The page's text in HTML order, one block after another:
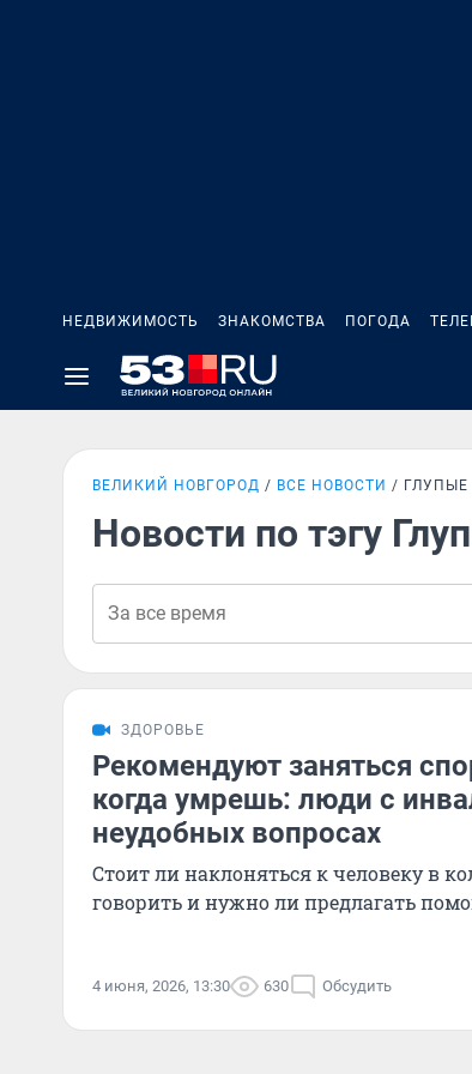
НЕДВИЖИМОСТЬ ЗНАКОМСТВА ПОГОДА
ВЕЛИКИЙ НОВГОРОД ВСЕ НОВОСТИ
Новости по тэгу
ЗДОРОВЬЕ
Рекомендуют заняться
когда умрешь: люди с
неудобных вопросах
Стоит ли наклоняться к человеку в
говорить и нужно ли предлагать
4 июня, 2026, 13:30 630 Обсудить